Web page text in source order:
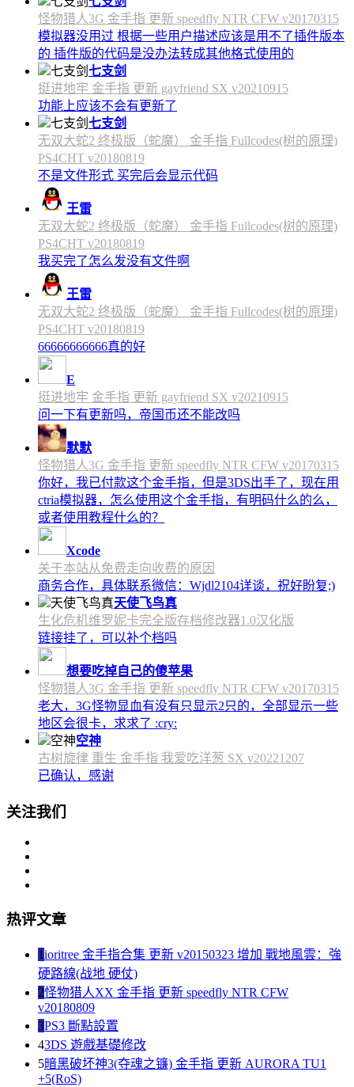
怪物猎人3G 金手指 更新 speedfly NTR CFW v20170315
模拟器没用过 根据一些用户描述应该是用不了插件版本
的 插件版的代码是没办法转成其他格式使用的
七支剑
挺进地牢 金手指 更新 gayfriend SX v20210915
功能上应该不会有更新了
七支剑
无双大蛇2 终极版（蛇魔） 金手指 Fullcodes(树的原理)
PS4CHT v20180819
不是文件形式 买完后会显示代码
王雷
无双大蛇2 终极版（蛇魔） 金手指 Fullcodes(树的原理)
PS4CHT v20180819
我买完了怎么发没有文件啊
王雷
无双大蛇2 终极版（蛇魔） 金手指 Fullcodes(树的原理)
PS4CHT v20180819
66666666666真的好
E
挺进地牢 金手指 更新 gayfriend SX v20210915
问一下有更新吗，帝国币还不能改吗
默默
怪物猎人3G 金手指 更新 speedfly NTR CFW v20170315
你好，我已付款这个金手指，但是3DS出手了，现在用
ctria模拟器，怎么使用这个金手指，有明码什么的么，
或者使用教程什么的？
Xcode
关于本站从免费走向收费的原因
商务合作，具体联系微信：Wjdl2104详谈，祝好盼复;)
天使飞鸟真
生化危机维罗妮卡完全版存档修改器1.0汉化版
链接挂了，可以补个档吗
想要吃掉自己的傻苹果
怪物猎人3G 金手指 更新 speedfly NTR CFW v20170315
老大，3G怪物显血有没有只显示2只的，全部显示一些
地区会很卡，求求了 :cry:
空神
古树旋律 重生 金手指 我爱吃洋葱 SX v20221207
已确认，感谢
关注我们
热评文章
1ioritree 金手指合集 更新 v20150323 增加 戰地風雲：強
硬路線(战地 硬仗)
2怪物猎人XX 金手指 更新 speedfly NTR CFW
v20180809
3PS3 斷點設置
43DS 遊戲基礎修改
5暗黑破坏神3(夺魂之镰) 金手指 更新 AURORA TU1
+5(RoS)